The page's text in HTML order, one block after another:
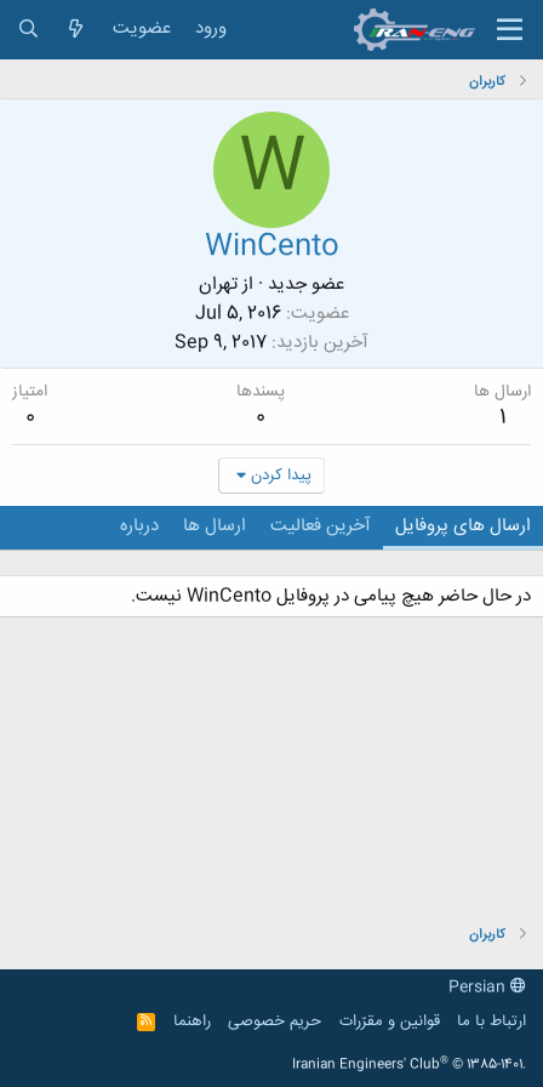
ورود عضویت
کاربران
W
WinCento
عضو جدید · ازتهران
عضویت Jul 5, 2016
آخرین بازدید Sep 9, 2017
ارسال ها
1
پسندها
0
امتیاز
0
پیدا کردن
ارسال های پروفایل آخرین فعالیت ارسال ها درباره
در حال حاضر هیچ پیامی در پروفایل WinCento نیست.
کاربران
ارتباط با ما
قوانین و مقرّرات حریم خصوصی راهنما
R
S
Iranian Engineers' Club® © 1385-1401.